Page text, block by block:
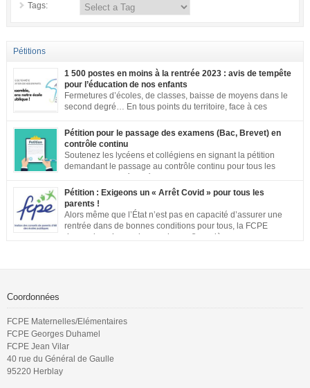
Tags:
Pétitions
1 500 postes en moins à la rentrée 2023 : avis de tempête
pour l’éducation de nos enfants
Fermetures d’écoles, de classes, baisse de moyens dans le
second degré… En tous points du territoire, face à ces
Notre société a aujourd’hui une dette de bienveillance envers tous les
enfants et adolescents de ce pays. En effet, être un enfant ou un adolescent
dans le contexte actuel est […]
Pétition pour le passage des examens (Bac, Brevet) en
contrôle continu
Soutenez les lycéens et collégiens en signant la pétition
demandant le passage au contrôle continu pour tous les
importantes : établissements qui ne respectent pas les jauges, cours en
distanciel inexistants, manque de préparation…. Vous pouvez signer la
pétition ici
Pétition : Exigeons un « Arrêt Covid » pour tous les
parents !
Alors même que l’État n’est pas en capacité d’assurer une
rentrée dans de bonnes conditions pour tous, la FCPE
demande qu’une prise en charge financière, sans aucune
Coordonnées
FCPE Maternelles/Elémentaires
FCPE Georges Duhamel
FCPE Jean Vilar
40 rue du Général de Gaulle
95220 Herblay